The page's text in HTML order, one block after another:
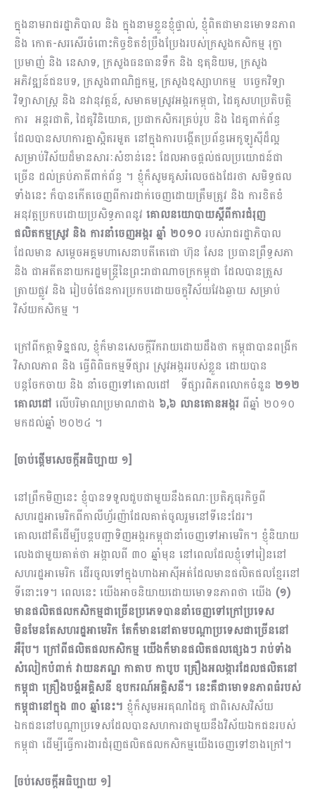
ក្នុងនាមរាជរដ្ឋាភិបាល និង ក្នុងនាមខ្លួនខ្ញុំផ្ទាល់, ខ្ញុំ​ពិតជាមានមោទនភាព
និង កោត-សរសើរ​ចំពោះកិច្ចខិតខំប្រឹងប្រែង​របស់ក្រសួង​កសិកម្ម​ រុក្ខា
ប្រមាញ់ និង នេសាទ, ក្រសួងធនធានទឹក និង ឧតុនិយម, ក្រសួង
អភិវឌ្ឍន៍ជនបទ, ក្រសួងពាណិជ្ជកម្ម, ក្រសួងឧស្សាហកម្ម បច្ចេកវិទ្យា
វិទ្យាសាស្ត្រ និង នវានុវត្តន៍, សមាគមស្រូវអង្ករកម្ពុជា, ដៃគូសហប្រតិបត្តិ
ការ អន្តរជាតិ​, ដៃគូវិនិយោគ, ប្រជា​កសិករគ្រប់រូប និង ដៃគូពាក់ព័ន្ធ
ដែល​បានសហការគ្នាស្អិតរមួត នៅក្នុង​ការបង្កើត​ប្រព័ន្ធអេកូឡូស៊ីដ៏ល្អ
សម្រាប់វិស័យ​ដ៏មាន​សារៈសំខាន់នេះ​ ដែល​អាចផ្តល់​ផល​ប្រយោជន៍ជា
ច្រើន ដល់​គ្រប់ភាគីពាក់ព័ន្ធ ។ ខ្ញុំ​ក៏សូម​គូសរំលេចផងដែរថា សមិទ្ធផល
ទាំងនេះ ក៏បាន​កើត​ចេញពីការដាក់ចេញដោយ​ត្រឹមត្រូវ​ និង ការខិតខំ​
អនុវត្តប្រកបដោយប្រសិទ្ធភាព​​នូវ គោលនយោបាយ​​ស្តីពីការជំរុញ
ផលិតកម្មស្រូវ និង ការនាំចេញអង្ករ ឆ្នាំ ២០១០ របស់រាជរដ្ឋាភិបាល
ដែលមាន សម្តេចអគ្គមហាសេនាបតីតេជោ ហ៊ុន សែន ប្រធានព្រឹទ្ធសភា
និង ជា​អតីតនាយករដ្ឋមន្ត្រីនៃព្រះរាជាណាចក្រកម្ពុជា ដែលបានត្រួស
ត្រាយផ្លូវ​ និង រៀបចំផែនការប្រកប​ដោយចក្ខុវិស័យវែងឆ្ងាយ​ សម្រាប់​
វិស័យកសិកម្ម ។
ក្រៅពី​កត្តាទិន្នផល, ខ្ញុំ​ក៏មាន​សេចក្តីរីករាយដោយដឹងថា កម្ពុជាបាន​ពង្រីក
វិសាលភាព និង ធ្វើ​ពិពិធកម្ម​ទីផ្សារ ស្រូវអង្កររបស់ខ្លួន ដោយ​បាន
បន្តចែកចាយ និង នាំចេញទៅគោលដៅ ទីផ្សារពិភពលោកចំនួន ២១២
គោលដៅ លើបរិមាណប្រមាណជាង ៦,៦ លានតោនអង្ករ ពីឆ្នាំ ២០១០
មកដល់ឆ្នាំ ២០២៤ ។
[ចាប់ផ្តើមសេចក្តីអធិប្បាយ ១]
នៅព្រឹកមិញនេះ ខ្ញុំបានទទួលជួបជាមួយនឹងគណៈប្រតិភូធុរកិច្ចពី
សហរដ្ឋអាមេរិកពីកាលីហ្វ័រញ៉ាដែលគាត់ចូលរួមនៅទីនេះដែរ។
គោលដៅគឺដើម្បីបន្តបញ្ជាទិញអង្ករកម្ពុជានាំចេញទៅអាមេរិក។ ខ្ញុំនិយាយ
លេងជា​មួយគាត់ថា អង្កាលពី ៣០ ឆ្នាំមុន នៅពេលដែលខ្ញុំទៅរៀននៅ
សហរដ្ឋអាមេរិក ដើរចូលទៅក្នុងហាងអាស៊ីអត់ដែលមានផលិតផលខ្មែរនៅ
ទីនោះទេ។ ពេលនេះ យើងអាចនិយាយដោយមោទនភាពថា យើង (១)
មានផលិតផលកសិកម្មជាច្រើនប្រភេទបាននាំចេញទៅក្រៅប្រទេស
មិនមែនតែសហរដ្ឋអាមេរិក តែក៏មាននៅតាមបណ្តាប្រទេសជាច្រើននៅ
អឺរ៉ុប។ ក្រៅពីផលិតផលកសិកម្ម យើងក៏មានផលិតផលផ្សេងៗ រាប់ទាំង
សំលៀកបំពាក់ វាយនភណ្ឌ កាតាប​ កាបូប គ្រឿងអលង្ការដែលផលិតនៅ
កម្ពុជា គ្រឿងបង្គំអគ្គិសនី ឧបករណ៍អគ្គិសនី។ នេះគឺជាមោទនភាពធំរបស់
កម្ពុជានៅក្នុង ៣០ ឆ្នាំនេះ។ ខ្ញុំក៏សូមអរគុណដៃគូ ជាពិសេសវិស័យ
ឯកជននៅបណ្តាប្រទេសដែលបានសហការជាមួយនឹងវិស័យឯកជនរបស់
កម្ពុជា ដើម្បីធ្វើការងារជំរុញផលិតផលកសិកម្មយើងចេញទៅខាងក្រៅ។
[ចប់សេចក្តីអធិប្បាយ ១]